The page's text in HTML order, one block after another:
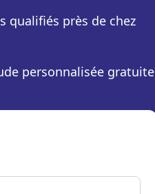
qualifiés près de chez
personnalisée gratuite